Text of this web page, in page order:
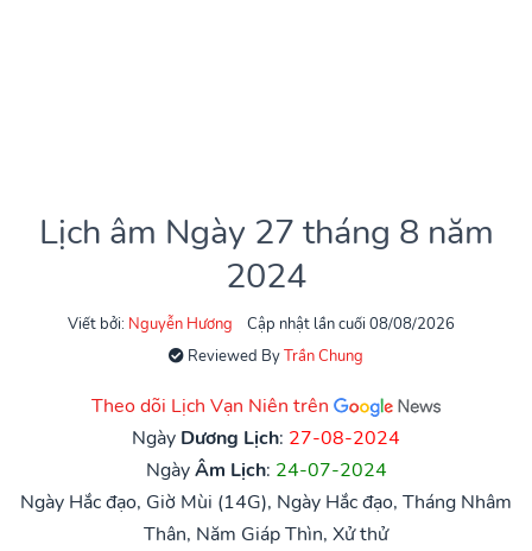
Lịch âm Ngày 27 tháng 8 năm
2024
Viết bởi: Nguyễn Hương
Cập nhật lần cuối 08/08/2026
Reviewed ByTrần Chung
Theo dõi Lịch Vạn Niên trên
Ngày Dương Lịch: 27-08-2024
NgàyÂm Lịch: 24-07-2024
Ngày Hắc đạo, Giờ Mùi (14G), Ngày Hắc đạo, Tháng Nhâm
Thân, Năm Giáp Thìn, Xử thử